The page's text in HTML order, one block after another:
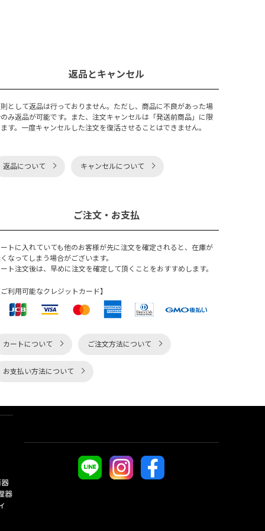
返品とキャンセル
として返品は行っておりません。ただし、商品に不良があった場
み返品が可能です。また、注文キャンセルは「発送前商品」に限
す。一度キャンセルした注文を復活させることはできません。
返品について キャンセルについて
ご注文・お支払
トに入れていても他のお客様が先に注文を確定されると、在庫が
なってしまう場合がございます。
ト注文後は、早めに注文を確定して頂くことをおすすめします。
利用可能なクレジットカード】
カートについて ご注文方法について
お支払い方法について
器